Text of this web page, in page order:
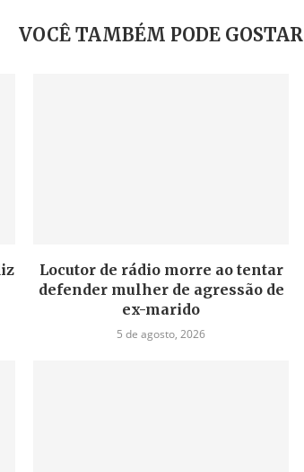
VOCÊ TAMBÉM PODE GOSTAR
Locutor de rádio morre ao tentar
defender mulher de agressão de
ex-marido
5 de agosto, 2026